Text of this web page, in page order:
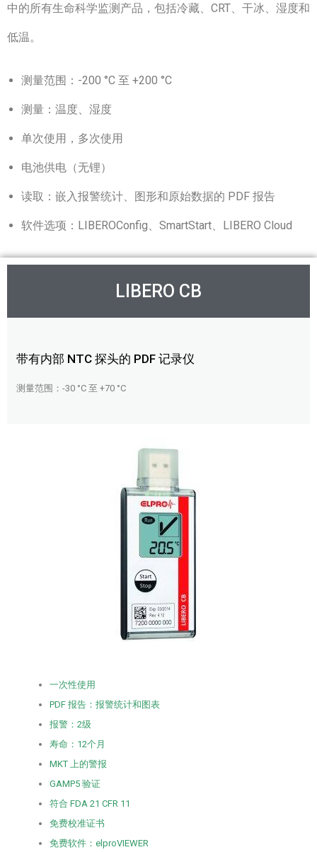
中的所有生命科学监测产品，包括冷藏、CRT、干冰、湿度和
低温。
测量范围：-200 °C 至 +200 °C
测量：温度、湿度
单次使用，多次使用
电池供电（无锂）
读取：嵌入报警统计、图形和原始数据的 PDF 报告
软件选项：LIBEROConfig、SmartStart、LIBERO Cloud
LIBERO CB
带有内部 NTC 探头的 PDF 记录仪
测量范围：-30 °C 至 +70 °C
一次性使用
PDF 报告：报警统计和图表
报警：2级
寿命：12个月
MKT 上的警报
GAMP5 验证
符合 FDA 21 CFR 11
免费校准证书
免费软件：elproVIEWER